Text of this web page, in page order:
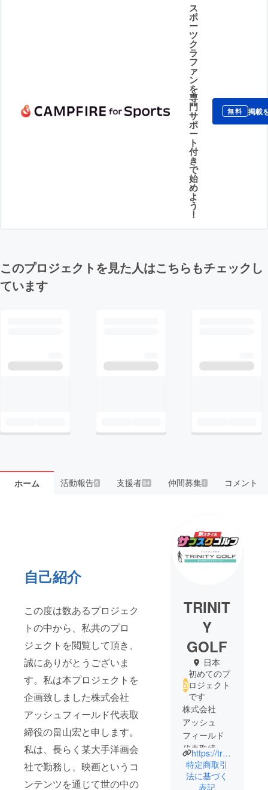
ス
ポ
ー
ツ
ク
ラ
フ
ァ
ン
を
専
門
サ
ポ
ー
ト
付
き
で
始
め
よ
う
！
無料 掲載
このプロジェクトを見た人はこちらもチェックし
ています
ホーム 活動報告6 支援者84 仲間募集 1 コメント
自己紹介
この度は数あるプロジェク
トの中から、私共のプロ
ジェクトを閲覧して頂き、
誠にありがとうございま
す。私は本プロジェクトを
企画致しました株式会社
アッシュフィールド代表取
締役の畠山宏と申します。
私は、長らく某大手洋画会
社で勤務し、映画というコ
ンテンツを通じて世の中の
TRINIT
Y
GOLF
日本
初めてのプ
ロジェクト
です
株式会社
アッシュ
フィールド
代表取締役
の畠山宏と
申します。
https://trinity-golf.com/trinity_golf_lp/
特定商取引
法に基づく
表記